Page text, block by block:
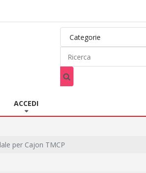
ACCEDI
per Cajon TMCP